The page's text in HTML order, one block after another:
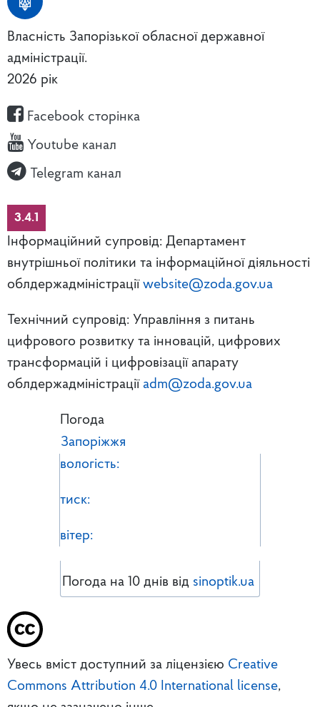
Власність Запорізької обласної державної
адміністрації.
2026 рік
Facebook сторінка
Youtube канал
Telegram канал
3.4.1
Інформаційний супровід: Департамент
внутрішньої політики та інформаційної діяльності
облдержадміністрації website@zoda.gov.ua
Технічний супровід: Управління з питань
цифрового розвитку та інновацій, цифрових
трансформацій і цифровізації апарату
облдержадміністрації adm@zoda.gov.ua
Погода
Запоріжжя
вологість:
тиск:
вітер:
Погода на 10 днів від sinoptik.ua
Увесь вміст доступний за ліцензією Creative
Commons Attribution 4.0 International license,